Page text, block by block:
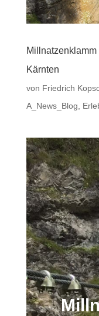
Kärnten
von Friedrich
A_News_Blog